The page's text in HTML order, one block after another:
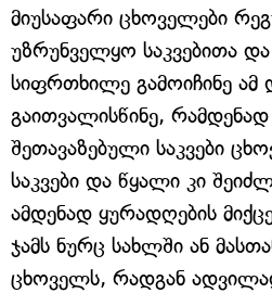
მიუსაფარი ცხოველები
უზრუნველყო საკვებითა
სიფრთხილე გამოიჩინე ამ
გაითვალისწინე, რამდენად
შეთავაზებული საკვები
საკვები და წყალი კი
ამდენად ყურადღების
ჯამს ნურც სახლში ან
ცხოველს, რადგან